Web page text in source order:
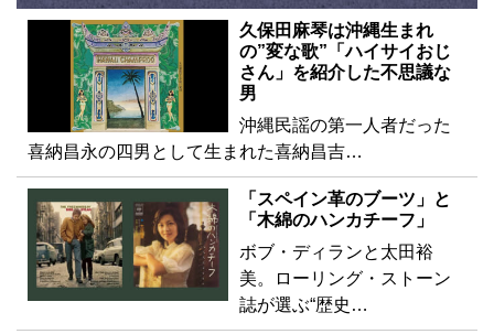
久保田麻琴は沖縄生まれ
の”変な歌”「ハイサイおじ
さん」を紹介した不思議な
男
沖縄民謡の第一人者だった
喜納昌永の四男として生まれた喜納昌吉…
「スペイン革のブーツ」と
「木綿のハンカチーフ」
ボブ・ディランと太田裕
美。ローリング・ストーン
誌が選ぶ“歴史…